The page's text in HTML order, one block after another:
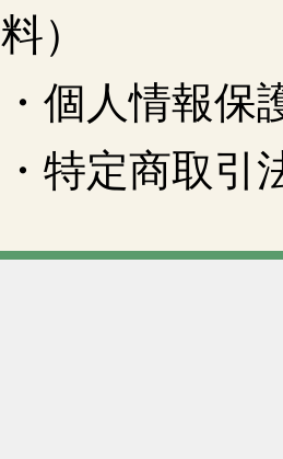
料）
・個人情報保
・特定商取引